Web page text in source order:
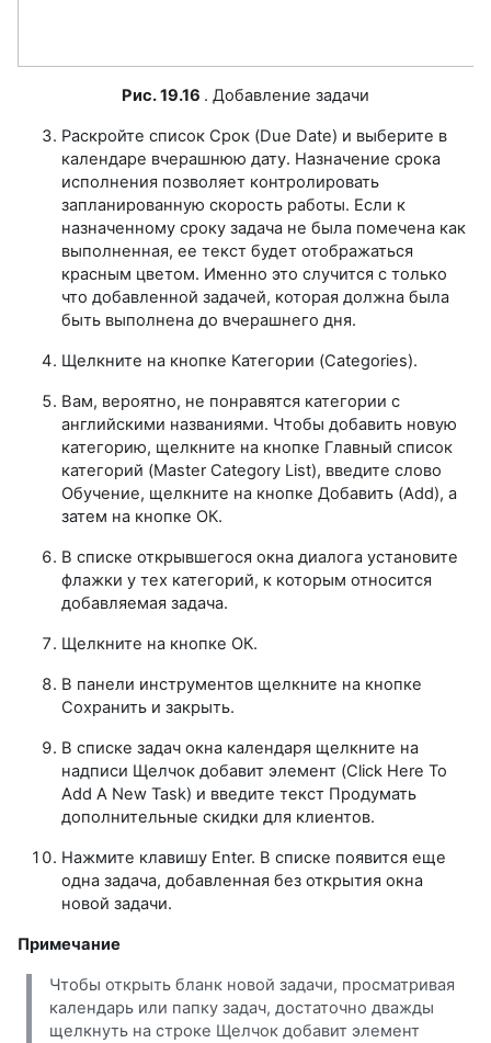
Рис.19.16 . Добавление задачи
Раскройте список Срок (Due Date) и выберите в
календаре вчерашнюю дату. Назначение срока
исполнения позволяет контролировать
запланированную скорость работы. Если к
назначенному сроку задача не была помечена как
выполненная, ее текст будет отображаться
красным цветом. Именно это случится с только
что добавленной задачей, которая должна была
быть выполнена до вчерашнего дня.
Щелкните на кнопке Категории (Categories).
Вам, вероятно, не понравятся категории с
английскими названиями. Чтобы добавить новую
категорию, щелкните на кнопке Главный список
категорий (Master Category List), введите слово
Обучение, щелкните на кнопке Добавить (Add), а
затем на кнопке ОК.
В списке открывшегося окна диалога установите
флажки у тех категорий, к которым относится
добавляемая задача.
Щелкните на кнопке ОК.
В панели инструментов щелкните на кнопке
Сохранить и закрыть.
В списке задач окна календаря щелкните на
надписи Щелчок добавит элемент (Click Here To
Add A New Task) и введите текст Продумать
дополнительные скидки для клиентов.
Нажмите клавишу Enter. В списке появится еще
одна задача, добавленная без открытия окна
новой задачи.
Примечание
Чтобы открыть бланк новой задачи, просматривая
календарь или папку задач, достаточно дважды
щелкнуть на строке Щелчок добавит элемент